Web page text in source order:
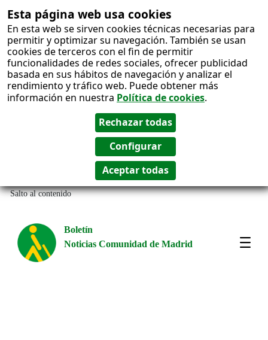
Esta página web usa cookies
En esta web se sirven cookies técnicas necesarias para
permitir y optimizar su navegación. También se usan
cookies de terceros con el fin de permitir
funcionalidades de redes sociales, ofrecer publicidad
basada en sus hábitos de navegación y analizar el
rendimiento y tráfico web. Puede obtener más
información en nuestra Política de cookies.
Salto al contenido
Boletín
Noticias Comunidad de Madrid